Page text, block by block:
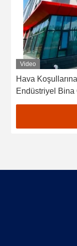
Video
Hava
Endüstriyel Bina